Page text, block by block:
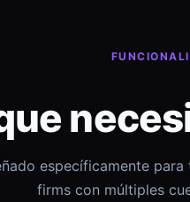
específicamente
firms con múltiples